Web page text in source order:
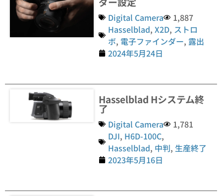
Digital Camera
1,887
Hasselblad,X2D, ストロ
ボ, 電子ファインダー, 露出
2024年5月24日
Hasselblad Hシステム終
了
Digital Camera
1,781
DJI, H6D-100C,
Hasselblad, 中判, 生産終了
2023年5月16日